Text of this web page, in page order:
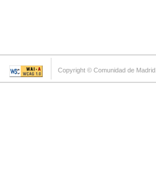
Copyright © Comunidad de Madrid.